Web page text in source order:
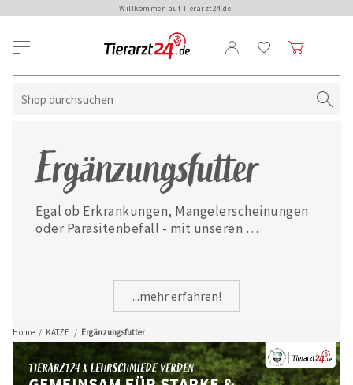
Willkommen auf Tierarzt24.de!
Home / KATZE / Ergänzungsfutter
Ergänzungsfutter
Egal ob Erkrankungen, Mangelerscheinungen
oder Parasitenbefall - mit unseren
...mehr erfahren!